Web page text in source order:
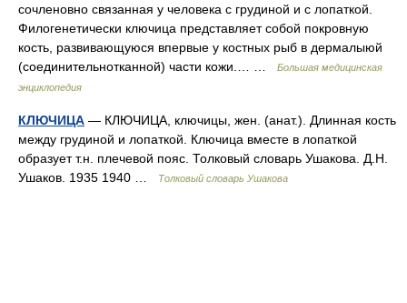
сочленовно связанная у человека с грудиной и с лопаткой.
Филогенетически ключица представляет собой покровную
кость, развивающуюся впервые у костных рыб в дермалыюй
(соединительнотканной) части кожи.… …
Большая медицинская
энциклопедия
КЛЮЧИЦА — КЛЮЧИЦА, ключицы, жен. (анат.). Длинная кость
между грудиной и лопаткой. Ключица вместе в лопаткой
образует т.н. плечевой пояс. Толковый словарь Ушакова. Д.Н.
Ушаков. 1935 1940 …
Толковый словарь Ушакова